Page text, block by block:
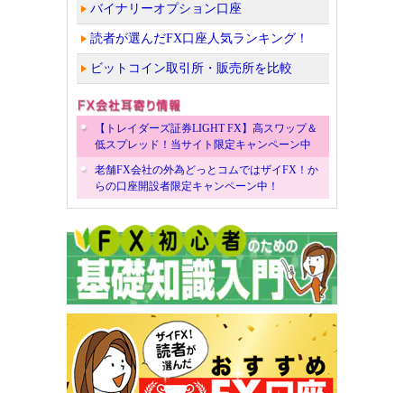
バイナリーオプション口座
読者が選んだFX口座人気ランキング！
ビットコイン取引所・販売所を比較
【トレイダーズ証券LIGHT FX】高スワップ＆
低スプレッド！当サイト限定キャンペーン中
老舗FX会社の外為どっとコムではザイFX！か
らの口座開設者限定キャンペーン中！